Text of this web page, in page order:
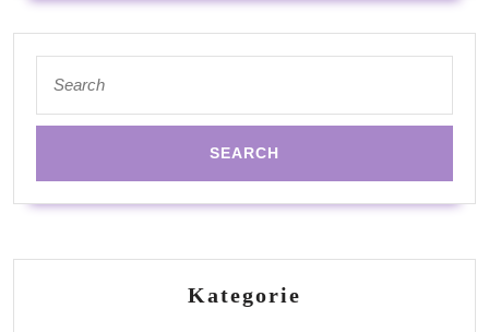
for:
Kategorie